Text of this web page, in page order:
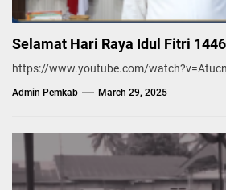
Selamat Hari Raya Idul Fitri
https://www.youtube.com/
Admin Pemkab March 29, 2025